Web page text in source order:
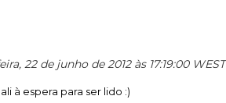
22 de junho de 2012 às 17:19:00 WEST
à espera para ser lido :)